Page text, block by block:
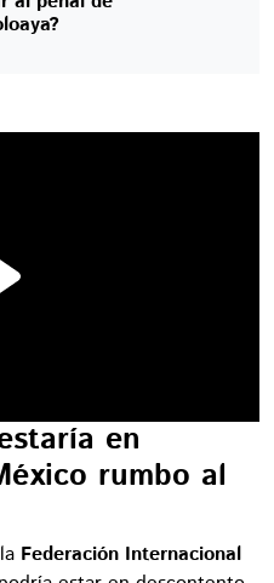
en
rumbo al
Federación Internacional